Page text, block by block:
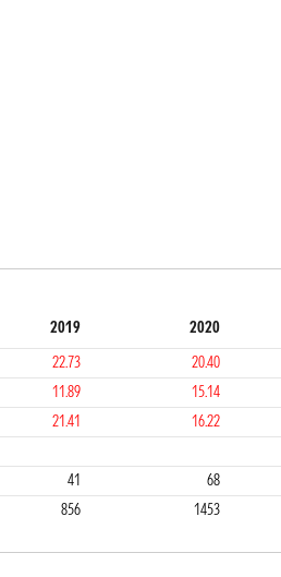
2019 2020
22.73 20.40
11.89 15.14
21.41 16.22
3 1
41 68
856 1453